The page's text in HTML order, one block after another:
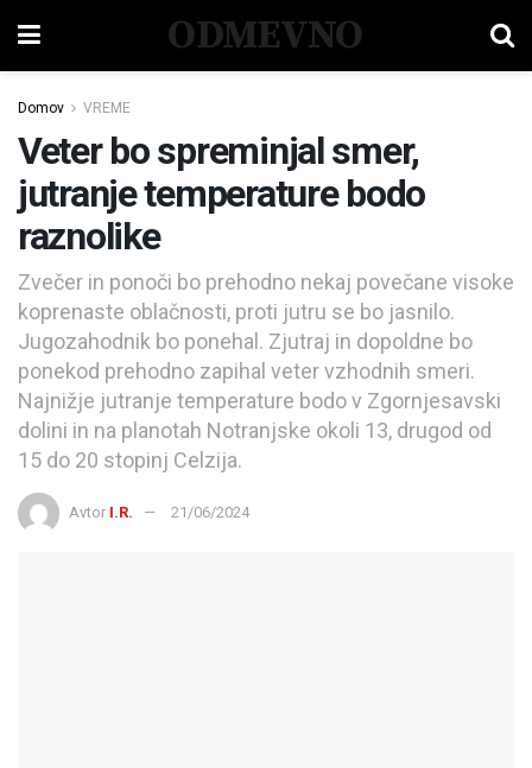
ODMEVNO
Domov VREME
Veter bo spreminjal smer,
jutranje temperature bodo
raznolike
Zvečer in ponoči bo prehodno nekaj povečane visoke
koprenaste oblačnosti, proti jutru se bo jasnilo.
Jugozahodnik bo ponehal. Zjutraj in dopoldne bo
ponekod prehodno zapihal veter vzhodnih smeri.
Najnižje jutranje temperature bodo v Zgornjesavski
dolini in na planotah Notranjske okoli 13, drugod od
15 do 20 stopinj Celzija.
Avtor I.R. 21/06/2024